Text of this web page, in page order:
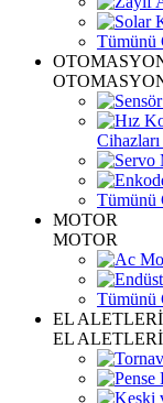
Tümünü
Tümünü
MOTOR
MOTOR
Tümünü
EL ALETLERİ
EL ALETLERİ